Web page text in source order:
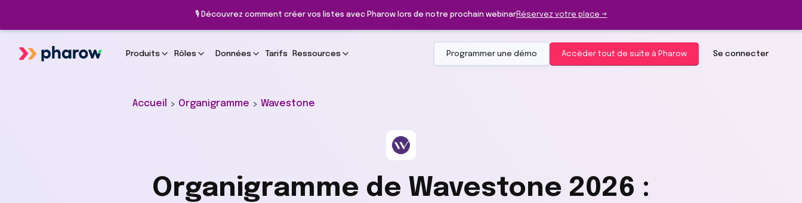
🎙️ Découvrez comment créer vos listes avec Pharow lors de notre prochain webinarRéservez votre place →
Produits Rôles Données Tarifs Ressources Programmer une démo Accèder tout de suite à Pharow Se connecter
Accueil > Organigramme > Wavestone
Organigramme de Wavestone 2026 :